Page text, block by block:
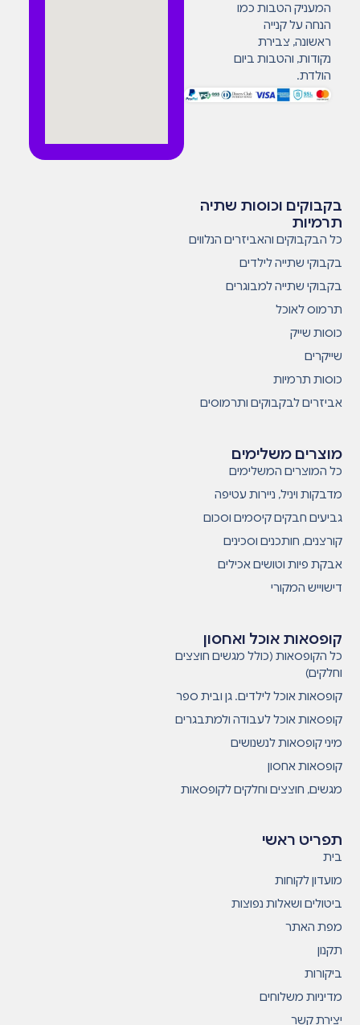
המעניק הטבות כמו
הנחה על קנייה
ראשונה, צבירת
נקודות, והטבות ביום
הולדת.
תפריט ראשי
בית
מועדון לקוחות
ביטולים ושאלות נפוצות
מפת האתר
תקנון
ביקורות
מדיניות משלוחים
יצירת קשר
קופסאות אוכל ואחסון
כל הקופסאות (כולל מגשים חוצצים
וחלקים)
קופסאות אוכל לילדים. גן ובית ספר
קופסאות אוכל לעבודה ולמתבגרים
מיני קופסאות לנשנושים
קופסאות אחסון
מגשים, חוצצים וחלקים לקופסאות
מוצרים משלימים
כל המוצרים המשלימים
מדבקות ויניל, ניירות עטיפה
גביעים חבקים קיסמים וסכום
קורצנים, חותכנים וסכינים
אבקת פיות וטושים אכילים
דישוייש המקורי
בקבוקים וכוסות שתיה
תרמיות
כל הבקבוקים והאביזרים הנלווים
בקבוקי שתייה לילדים
בקבוקי שתייה למבוגרים
תרמוס לאוכל
כוסות שייק
שייקרים
כוסות תרמיות
אביזרים לבקבוקים ותרמוסים